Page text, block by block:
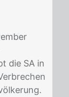
die SA in